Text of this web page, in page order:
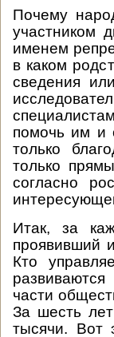
Почему
участником
именем
в каком
сведения
помочь им и
только
только
согласно
Итак, за
проявивший
Кто
части
За шесть
тысячи. Вот